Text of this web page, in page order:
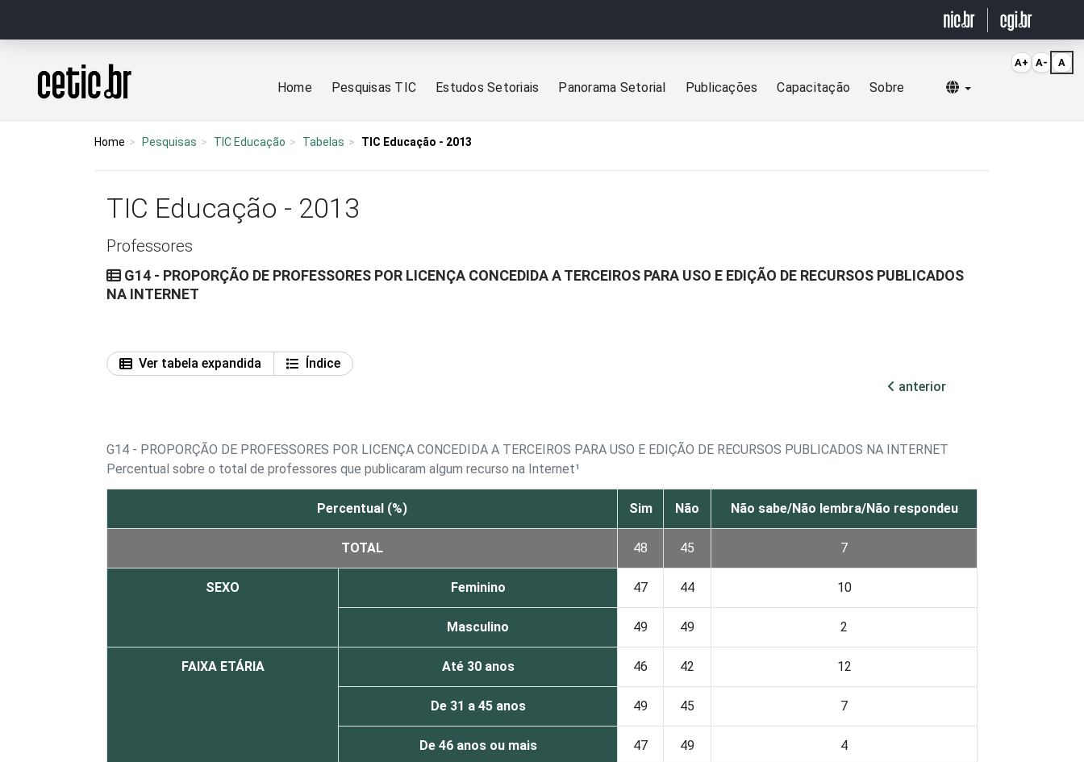
Página inicial
Home Pesquisas TIC Estudos Setoriais Panorama Setorial Publicações Capacitação Sobre Selecionar idioma
Home Pesquisas TIC Educação Tabelas TIC Educação - 2013
TIC Educação - 2013
Professores
G14 - PROPORÇÃO DE PROFESSORES POR LICENÇA CONCEDIDA A TERCEIROS PARA USO E EDIÇÃO DE RECURSOS PUBLICADOS
NA INTERNET
Ver tabela expandida
Índice
anterior
G14 - PROPORÇÃO DE PROFESSORES POR LICENÇA CONCEDIDA A TERCEIROS PARA USO E EDIÇÃO DE RECURSOS PUBLICADOS NA INTERNET
Percentual sobre o total de professores que publicaram algum recurso na Internet¹
Percentual (%) Sim Não Não sabe/Não lembra/Não respondeu
TOTAL 48 45 7
SEXO Feminino 47 44 10
Masculino 49 49 2
FAIXA ETÁRIA Até 30 anos 46 42 12
De 31 a 45 anos 49 45 7
De 46 anos ou mais 47 49 4
A+ A- A